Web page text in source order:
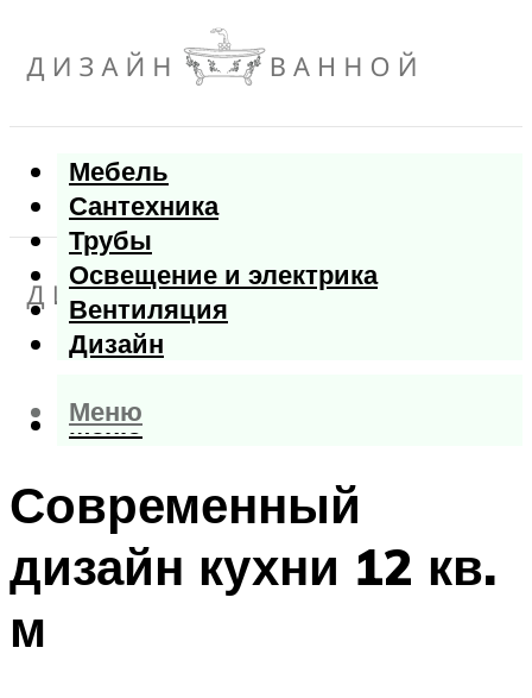
Мебель
Сантехника
Трубы
Освещение и электрика
Вентиляция
Дизайн
Меню
Меню
Современный
дизайн кухни 12 кв.
м